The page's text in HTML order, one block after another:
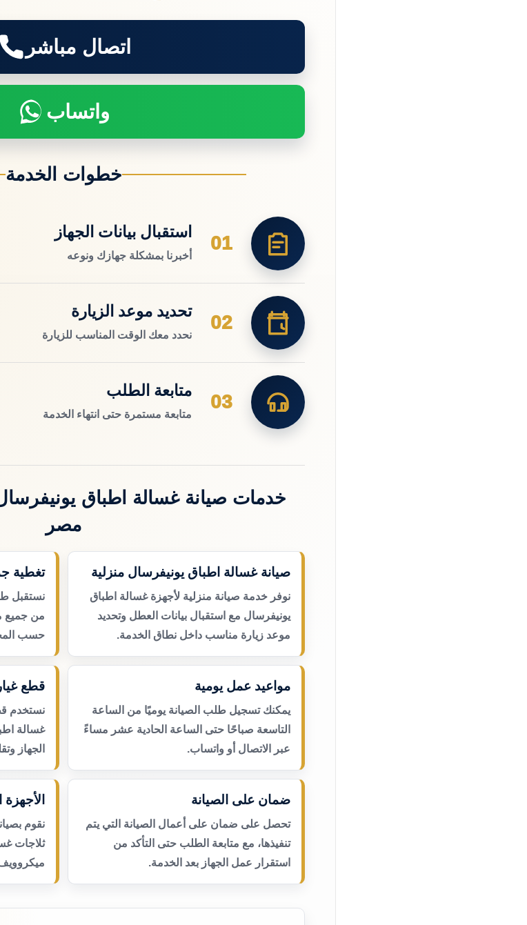
اتصال مباشر
واتساب
خطوات الخدمة
01
استقبال بيانات الجهاز
أخبرنا بمشكلة جهازك ونوعه
02
تحديد موعد الزيارة
نحدد معك الوقت المناسب للزيارة
03
متابعة الطلب
متابعة مستمرة حتى انتهاء الخدمة
خدمات صيانة غسالة اطباق
مصر
صيانة غسالة اطباق يونيفرسال منزلية
نوفر خدمة صيانة منزلية لأجهزة غسالة اطباق
يونيفرسال مع استقبال بيانات العطل وتحديد
موعد زيارة مناسب داخل نطاق الخدمة.
تغطية
نستقبل
من جميع
حسب
مواعيد عمل يومية
يمكنك تسجيل طلب الصيانة يوميًا من الساعة
التاسعة صباحًا حتى الساعة الحادية عشر مساءً
عبر الاتصال أو واتساب.
قطع
نستخدم
غسالة
الجهاز
ضمان على الصيانة
تحصل على ضمان على أعمال الصيانة التي يتم
تنفيذها، مع متابعة الطلب حتى التأكد من
استقرار عمل الجهاز بعد الخدمة.
نقوم
ثلاجات